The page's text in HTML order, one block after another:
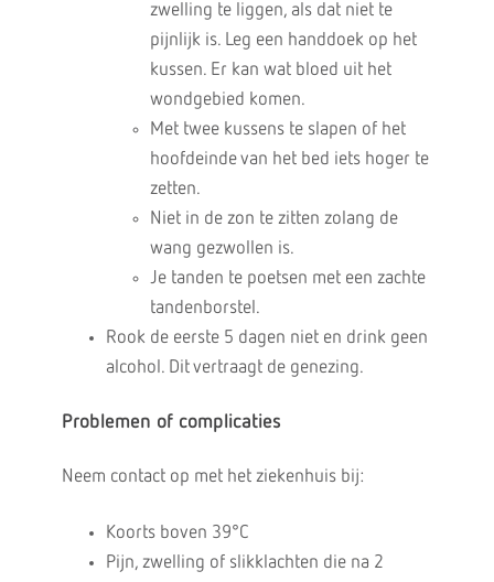
zwelling te liggen, als dat niet te
pijnlijk is. Leg een handdoek op het
kussen. Er kan wat bloed uit het
wondgebied komen.
Met twee kussens te slapen of het
hoofdeinde van het bed iets hoger te
zetten.
Niet in de zon te zitten zolang de
wang gezwollen is.
Je tanden te poetsen met een zachte
tandenborstel.
Rook de eerste 5 dagen niet en drink geen
alcohol. Dit vertraagt de genezing.
Problemen of complicaties
Neem contact op met het ziekenhuis bij:
Koorts boven 39°C
Pijn, zwelling of slikklachten die na 2